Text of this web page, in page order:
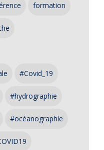
formation
#Covid_19
#hydrographie
#océanographie